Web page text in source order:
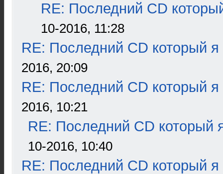
RE: Последний CD
10-2016, 11:28
RE: Последний CD который я
2016, 20:09
RE: Последний CD который я
2016, 10:21
RE: Последний CD который
10-2016, 10:40
RE: Последний CD который я